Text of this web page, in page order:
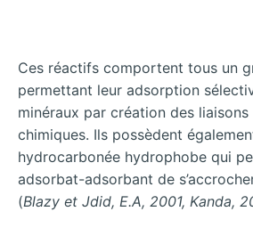
Ces réactifs comportent tous un
permettant leur adsorption
minéraux par création des liaisons
chimiques. Ils possèdent
hydrocarbonée hydrophobe qui
adsorbat-adsorbant de
(Blazy et Jdid, E.A, 2001, Kanda,